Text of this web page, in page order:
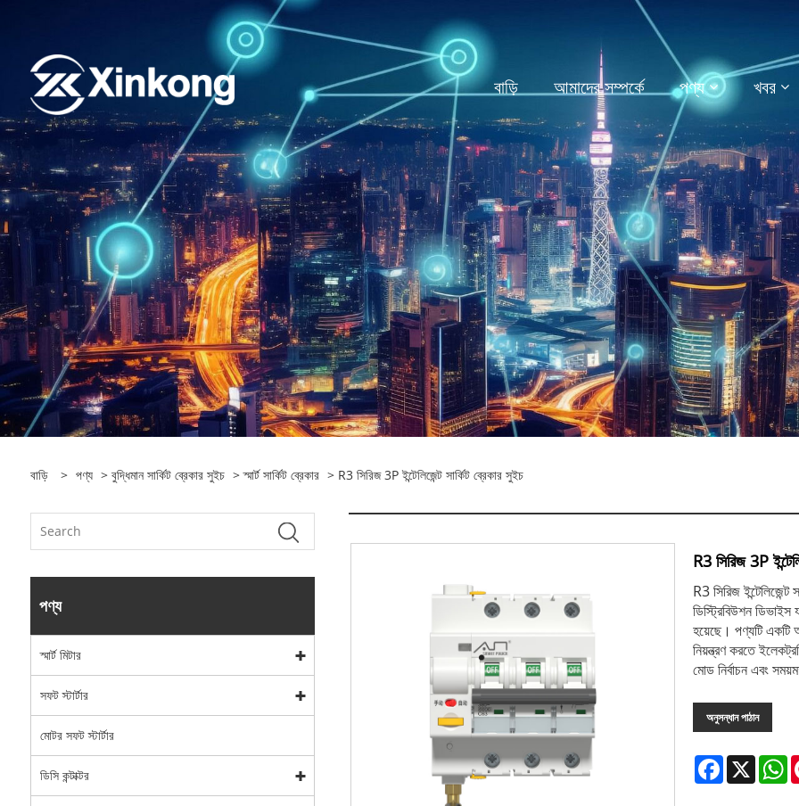
বাড়ি আমাদের সম্পর্কে পণ্য খবর
বাড়ি > পণ্য > বুদ্ধিমান সার্কিট ব্রেকার সুইচ >স্মার্ট সার্কিট ব্রেকার > R3 সিরিজ 3P ইন্টেলিজেন্ট সার্কিট ব্রেকার সুইচ
পণ্য
স্মার্ট মিটার
সফট স্টার্টার
মোটর সফট স্টার্টার
ডিসি কন্টাক্টর
R3 সিরিজ 3P
R3 সিরিজ ইন্টেলিজেন্ট
ডিস্ট্রিবিউশন ডিভাইস
হয়েছে। পণ্যটি একটি
নিয়ন্ত্রণ করতে
মোড নির্বাচন এবং
অনুসন্ধান পাঠান
Facebook
X